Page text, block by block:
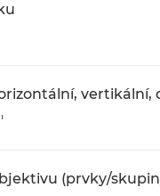
vertikální,
(prvky/